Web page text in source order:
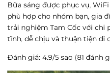
Bữa sáng được phục vụ,
phù hợp cho nhóm bạn, gia
trải nghiệm Tam Cốc với chi
tĩnh, dễ chịu và thuận tiện di
Đánh giá: 4.9/5 sao (81 đánh